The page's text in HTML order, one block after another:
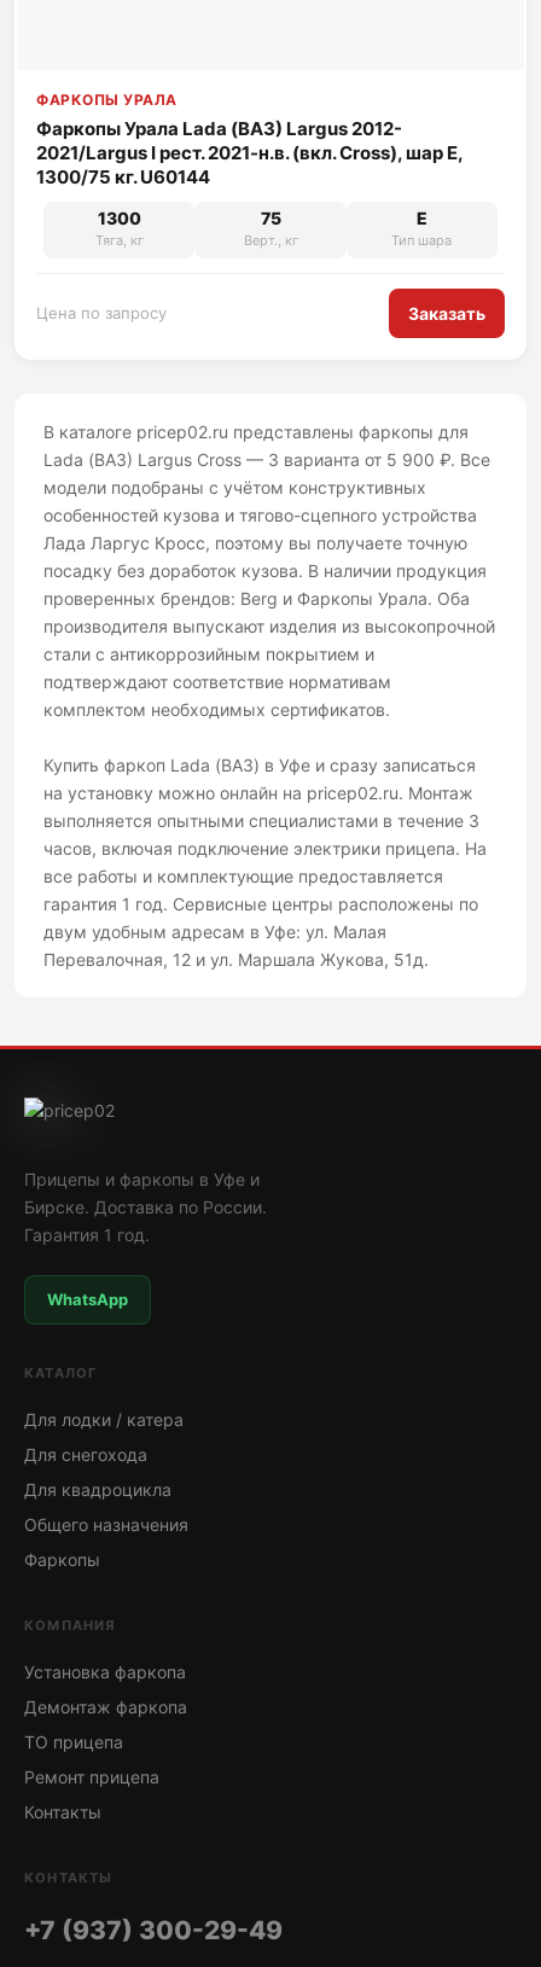
ФАРКОПЫ УРАЛА
Фаркопы Урала Lada (ВАЗ) Largus 2012-
2021/Largus I рест. 2021-н.в. (вкл. Cross), шар Е,
1300/75 кг. U60144
1300
Тяга, кг
75
Верт., кг
E
Тип шара
Цена по запросу Заказать
В каталоге pricep02.ru представлены фаркопы для
Lada (ВАЗ) Largus Cross — 3 варианта от 5 900 ₽. Все
модели подобраны с учётом конструктивных
особенностей кузова и тягово-сцепного устройства
Лада Ларгус Кросс, поэтому вы получаете точную
посадку без доработок кузова. В наличии продукция
проверенных брендов: Berg и Фаркопы Урала. Оба
производителя выпускают изделия из высокопрочной
стали с антикоррозийным покрытием и
подтверждают соответствие нормативам
комплектом необходимых сертификатов.
Купить фаркоп Lada (ВАЗ) в Уфе и сразу записаться
на установку можно онлайн на pricep02.ru. Монтаж
выполняется опытными специалистами в течение 3
часов, включая подключение электрики прицепа. На
все работы и комплектующие предоставляется
гарантия 1 год. Сервисные центры расположены по
двум удобным адресам в Уфе: ул. Малая
Перевалочная, 12 и ул. Маршала Жукова, 51д.
Прицепы и фаркопы в Уфе и
Бирске. Доставка по России.
Гарантия 1 год.
WhatsApp
КАТАЛОГ
Для лодки / катера
Для снегохода
Для квадроцикла
Общего назначения
Фаркопы
КОМПАНИЯ
Установка фаркопа
Демонтаж фаркопа
ТО прицепа
Ремонт прицепа
Контакты
КОНТАКТЫ
+7 (937) 300-29-49